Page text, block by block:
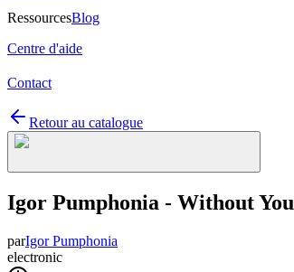
RessourcesBlog
Centre d'aide
Contact
Retour au catalogue
Igor Pumphonia - Without You
parIgor Pumphonia
electronic